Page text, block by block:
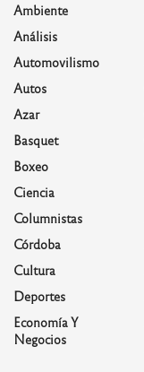
Ambiente
Análisis
Automovilismo
Autos
Azar
Basquet
Boxeo
Ciencia
Columnistas
Córdoba
Cultura
Deportes
Economía Y
Negocios